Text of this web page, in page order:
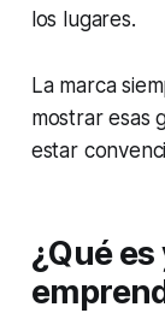
los lugares.
La marca
mostrar esas
estar
¿Qué